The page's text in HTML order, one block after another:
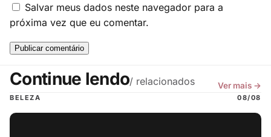
Salvar meus dados neste navegador para a
próxima vez que eu comentar.
Continue lendo/ relacionados Ver mais →
BELEZA 08/08